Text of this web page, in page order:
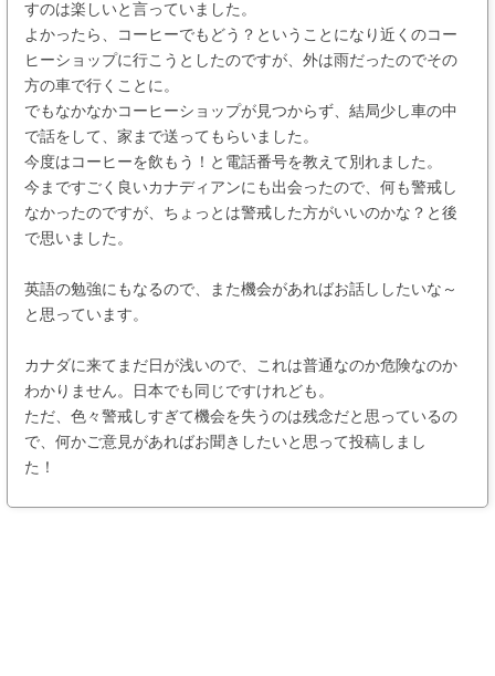
すのは楽しいと言っていました。
よかったら、コーヒーでもどう？ということになり近くのコー
ヒーショップに行こうとしたのですが、外は雨だったのでその
方の車で行くことに。
でもなかなかコーヒーショップが見つからず、結局少し車の中
で話をして、家まで送ってもらいました。
今度はコーヒーを飲もう！と電話番号を教えて別れました。
今まですごく良いカナディアンにも出会ったので、何も警戒し
なかったのですが、ちょっとは警戒した方がいいのかな？と後
で思いました。
英語の勉強にもなるので、また機会があればお話ししたいな～
と思っています。
カナダに来てまだ日が浅いので、これは普通なのか危険なのか
わかりません。日本でも同じですけれども。
ただ、色々警戒しすぎて機会を失うのは残念だと思っているの
で、何かご意見があればお聞きしたいと思って投稿しまし
た！